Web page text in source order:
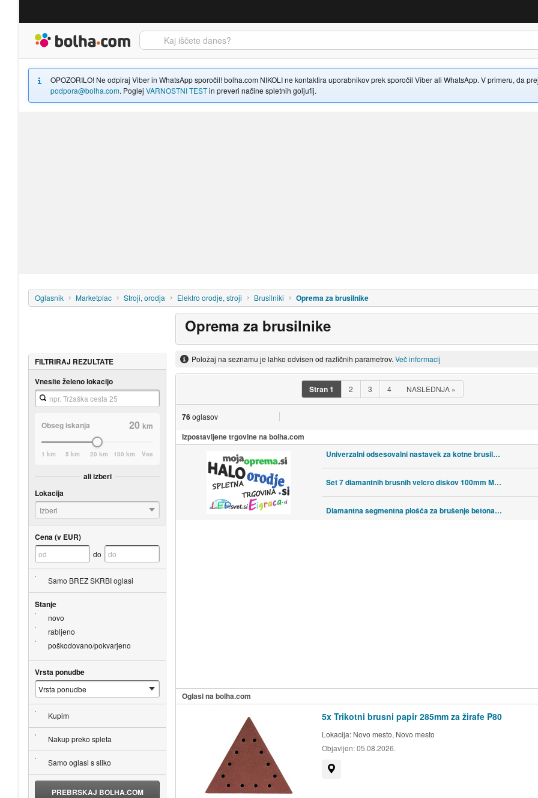
OPOZORILO! Ne odpiraj Viber in WhatsApp sporočil! bolha.com NIKOLI ne kontaktira uporabnikov prek sporočil Viber ali WhatsApp. V primeru, da
podpora@bolha.com. Poglej VARNOSTNI TESTin preveri načine spletnih goljufij.
Oglasnik Marketplac Stroji, orodja Elektro orodje, stroji Brusilniki Oprema za brusilnike
Oprema za brusilnike
Položaj na seznamu je lahko odvisen od različnih parametrov. Več informacij
Stran1 2 3 4 NASLEDNJA »
76oglasov
Izpostavljene trgovine na bolha.com
Univerzalni odsesovalni nastavek za kotne brusilnike 115-125mm rezanje
Set 7 diamantnih brusnih velcro diskov 100mm M14 za kotne brusilnike
Diamantna segmentna plošča za brušenje betona enojni C 125×22,2mm
Oglasi na bolha.com
5x Trikotni brusni papir 285mm za žirafe P80
Lokacija: Novo mesto, Novo mesto
Objavljen:05.08.2026.
FILTRIRAJ REZULTATE
Vnesite želeno lokacijo
Obseg iskanja 20km
1 km 5 km 20 km 100 km Vse
ali izberi
Lokacija
Izberi
Cena (v EUR)
do
Samo BREZ SKRBI oglasi
Stanje
novo
rabljeno
poškodovano/pokvarjeno
Vrsta ponudbe
Kupim
Nakup preko spleta
Samo oglasi s sliko
PREBRSKAJ BOLHA.COM